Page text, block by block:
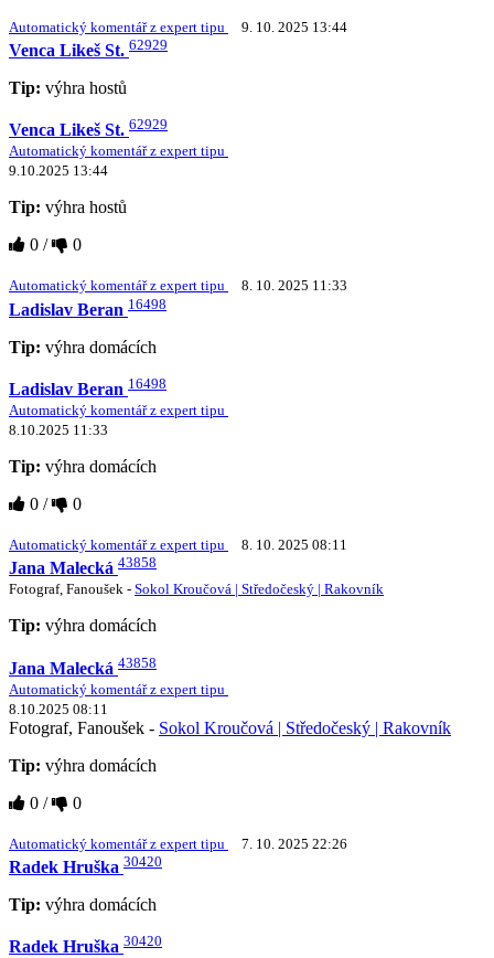
Automatický komentář z expert tipu 9. 10. 2025 13:44
Venca Likeš St. 62929
Tip: výhra hostů
Venca Likeš St. 62929
Automatický komentář z expert tipu
9.10.2025 13:44
Tip: výhra hostů
0 / 0
Automatický komentář z expert tipu 8. 10. 2025 11:33
Ladislav Beran 16498
Tip: výhra domácích
Ladislav Beran 16498
Automatický komentář z expert tipu
8.10.2025 11:33
Tip: výhra domácích
0 / 0
Automatický komentář z expert tipu 8. 10. 2025 08:11
Jana Malecká 43858
Fotograf, Fanoušek - Sokol Kroučová | Středočeský | Rakovník
Tip: výhra domácích
Jana Malecká 43858
Automatický komentář z expert tipu
8.10.2025 08:11
Fotograf, Fanoušek - Sokol Kroučová | Středočeský | Rakovník
Tip: výhra domácích
0 / 0
Automatický komentář z expert tipu 7. 10. 2025 22:26
Radek Hruška 30420
Tip: výhra domácích
Radek Hruška 30420